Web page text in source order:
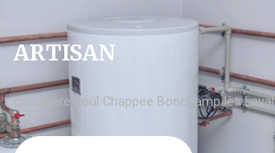
ARTISAN
chaudière fioul Chappee Bonchamp lès Laval